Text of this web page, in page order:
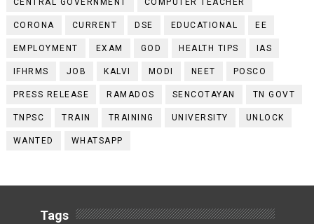
CENTRAL GOVERNMENT COMPUTER TEACHER
CORONA CURRENT DSE EDUCATIONAL EE
EMPLOYMENT EXAM GOD HEALTH TIPS IAS
IFHRMS JOB KALVI MODI NEET POSCO
PRESS RELEASE RAMADOS SENCOTAYAN TN GOVT
TNPSC TRAIN TRAINING UNIVERSITY UNLOCK
WANTED WHATSAPP
Tags